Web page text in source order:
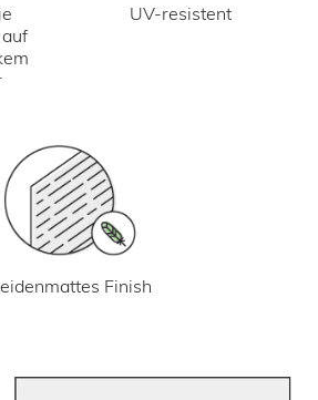
UV-resistent
Finish